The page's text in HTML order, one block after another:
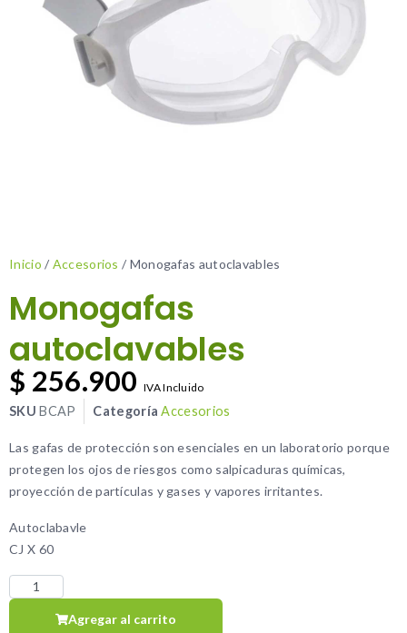
Inicio / Accesorios / Monogafas autoclavables
Monogafas
autoclavables
$ 256.900 IVA Incluido
SKUBCAP Categoría Accesorios
Las gafas de protección son esenciales en un laboratorio porque
protegen los ojos de riesgos como salpicaduras químicas,
proyección de partículas y gases y vapores irritantes.
Autoclabavle
CJ X 60
Agregar al carrito